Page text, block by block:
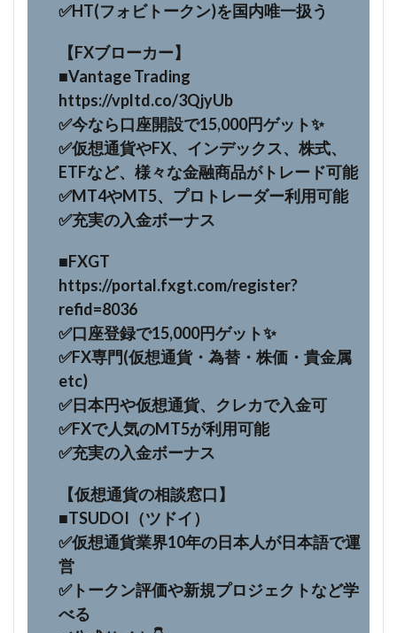
✅HT(フォビトークン)を国内唯一扱う
【FXブローカー】
■Vantage Trading
https://vpltd.co/3QjyUb
✅今なら口座開設で15,000円ゲット✨
✅仮想通貨やFX、インデックス、株式、
ETFなど、様々な金融商品がトレード可能
✅MT4やMT5、プロトレーダー利用可能
✅充実の入金ボーナス
■FXGT
https://portal.fxgt.com/register?
refid=8036
✅口座登録で15,000円ゲット✨
✅FX専門(仮想通貨・為替・株価・貴金属
etc)
✅日本円や仮想通貨、クレカで入金可
✅FXで人気のMT5が利用可能
✅充実の入金ボーナス
【仮想通貨の相談窓口】
■TSUDOI（ツドイ）
✅仮想通貨業界10年の日本人が日本語で運
営
✅トークン評価や新規プロジェクトなど学
べる